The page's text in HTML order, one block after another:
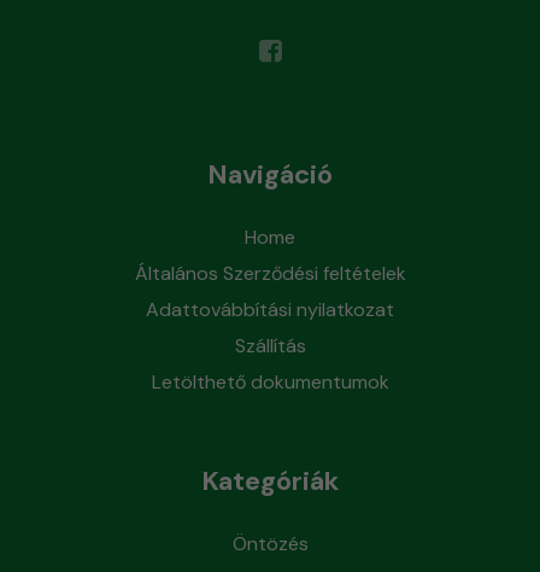
Navigáció
Home
Általános Szerződési feltételek
Adattovábbítási nyilatkozat
Szállítás
Letölthető dokumentumok
Kategóriák
Öntözés